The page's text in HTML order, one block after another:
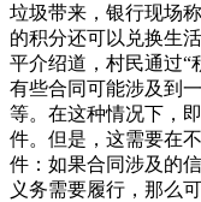
垃圾带来，银行现场
的积分还可以兑换生
平介绍道，村民通过“
有些合同可能涉及到
等。在这种情况下，
件。但是，这需要在
件：如果合同涉及的
义务需要履行，那么